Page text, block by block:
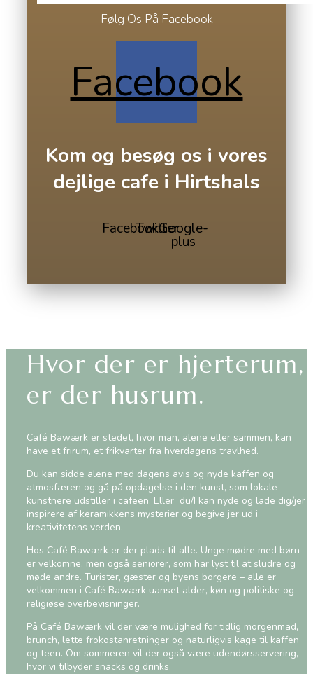
Følg Os På Facebook
Facebook
Kom og besøg os i vores
dejlige cafe i Hirtshals
Facebook
TwitterGoogle-
plus
Hvor der er hjerterum,
er der husrum.
Café Bawærk er stedet, hvor man, alene eller sammen, kan
have et frirum, et frikvarter fra hverdagens travlhed.
Du kan sidde alene med dagens avis og nyde kaffen og
atmosfæren og gå på opdagelse i den kunst, som lokale
kunstnere udstiller i cafeen. Eller du/I kan nyde og lade dig/jer
inspirere af keramikkens mysterier og begive jer ud i
kreativitetens verden.
Hos Café Bawærk er der plads til alle. Unge mødre med børn
er velkomne, men også seniorer, som har lyst til at sludre og
møde andre. Turister, gæster og byens borgere – alle er
velkommen i Café Bawærk uanset alder, køn og politiske og
religiøse overbevisninger.
På Café Bawærk vil der være mulighed for tidlig morgenmad,
brunch, lette frokostanretninger og naturligvis kage til kaffen
og teen. Om sommeren vil der også være udendørsservering,
hvor vi tilbyder snacks og drinks.